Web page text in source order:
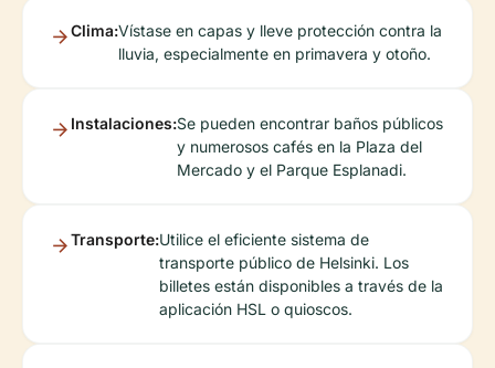
Clima:Vístase en capas y lleve protección contra la
lluvia, especialmente en primavera y otoño.
Instalaciones:Se pueden encontrar baños públicos
y numerosos cafés en la Plaza del
Mercado y el Parque Esplanadi.
Transporte:Utilice el eficiente sistema de
transporte público de Helsinki. Los
billetes están disponibles a través de la
aplicación HSL o quioscos.